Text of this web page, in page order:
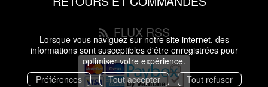
Lorsque vous naviguez sur notre site internet, des
informations sont susceptibles d'être enregistrées pour
optimiser votre expérience.
Préférences
Tout accepter Tout refuser
FLUX RSS